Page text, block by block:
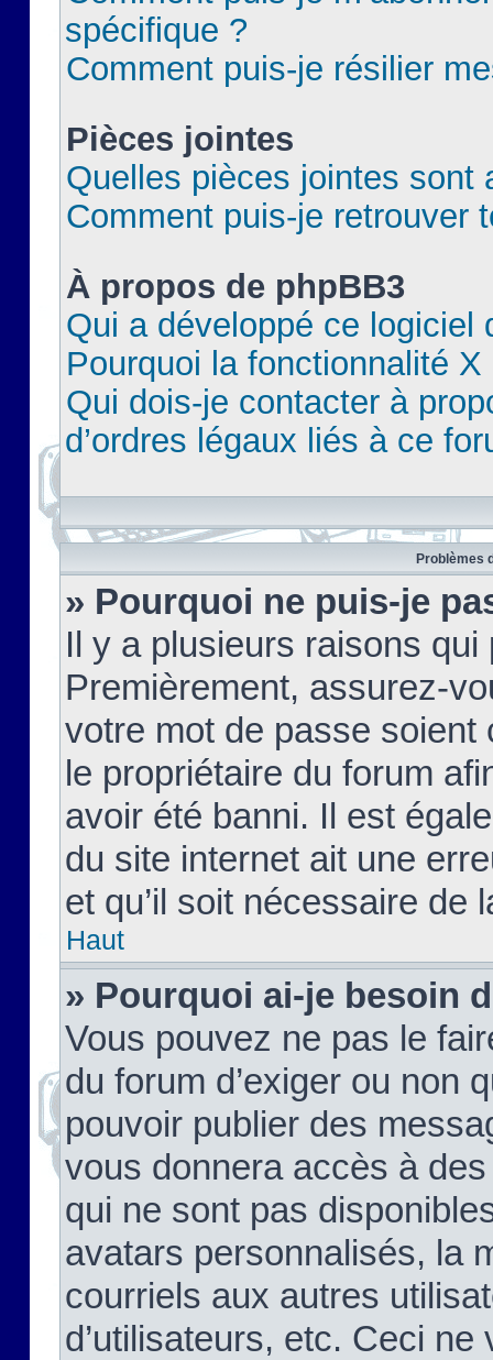
spécifique ?
Comment puis-je résilier
Pièces jointes
Quelles pièces jointes sont
Comment puis-je retrouver
À propos de phpBB3
Qui a développé ce logiciel
Pourquoi la fonctionnalité X
Qui dois-je contacter à
d’ordres légaux liés à ce
Problèmes
» Pourquoi ne puis-je
Il y a plusieurs raisons
Premièrement, assurez-
votre mot de passe soient
le propriétaire du forum
avoir été banni. Il est
du site internet ait une
et qu’il soit nécessaire de
Haut
» Pourquoi ai-je besoin
Vous pouvez ne pas le
du forum d’exiger ou non
pouvoir publier des
vous donnera accès à
qui ne sont pas
avatars personnalisés, la
courriels aux autres
d’utilisateurs, etc. Ceci